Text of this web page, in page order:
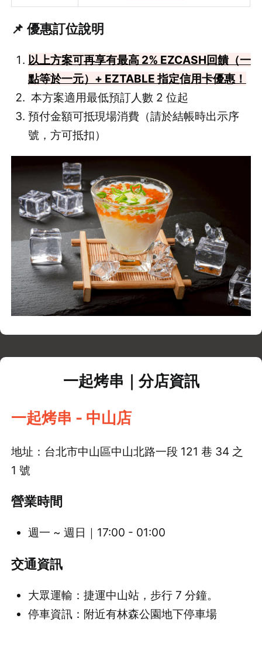
📌 優惠訂位說明
以上方案可再享有最高 2% EZCASH回饋（一
點等於一元）+ EZTABLE 指定信用卡優惠！
本方案適用最低預訂人數 2 位起
預付金額可抵現場消費（請於結帳時出示序
號，方可抵扣）
一起烤串｜分店資訊
一起烤串 - 中山店
地址：台北市中山區中山北路一段 121 巷 34 之
1 號
營業時間
週一 ~ 週日｜17:00 - 01:00
交通資訊
大眾運輸：捷運中山站，步行 7 分鐘。
停車資訊：附近有林森公園地下停車場